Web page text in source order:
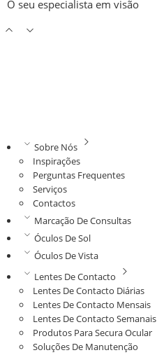
O seu especialista em visão
Sobre Nós
Inspirações
Perguntas Frequentes
Serviços
Contactos
Marcação De Consultas
Óculos De Sol
Óculos De Vista
Lentes De Contacto
Lentes De Contacto Diárias
Lentes De Contacto Mensais
Lentes De Contacto Semanais
Produtos Para Secura Ocular
Soluções De Manutenção